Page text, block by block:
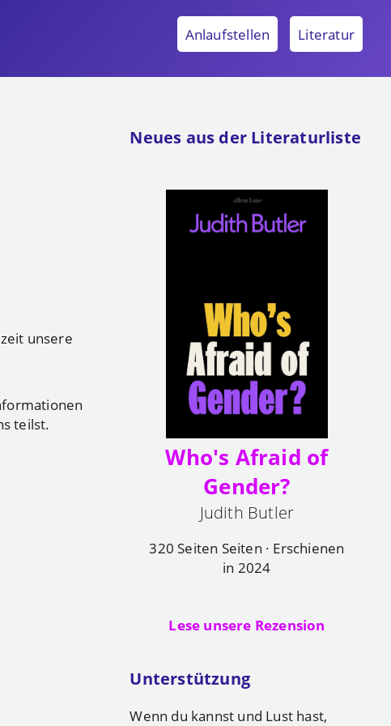
Anlaufstellen Literatur
unsere
teilst.
Neues aus der Literaturliste
Who's Afraid of
Gender?
Judith Butler
320 Seiten Seiten · Erschienen
in 2024
Lese unsere Rezension
Unterstützung
Wenn du kannst und Lust hast,